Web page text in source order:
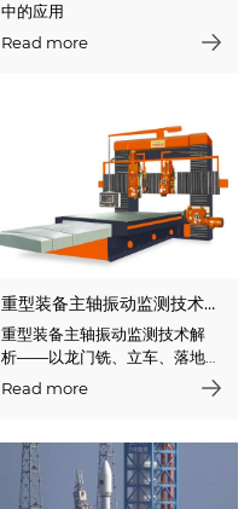
中的应用
Read more
重型装备主轴振动监测技术解析——以龙门铣、立车、落地镗为例
重型装备主轴振动监测技术解
析——以龙门铣、立车、落地
镗为例
Read more